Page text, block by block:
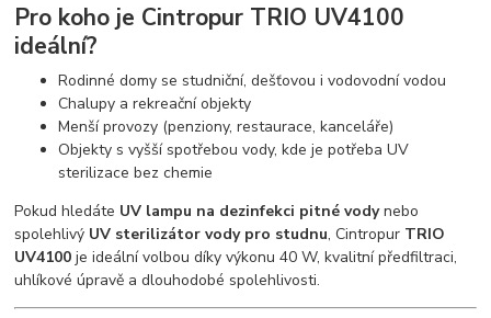
Pro koho je Cintropur TRIO UV4100
ideální?
Rodinné domy se studniční, dešťovou i vodovodní vodou
Chalupy a rekreační objekty
Menší provozy (penziony, restaurace, kanceláře)
Objekty s vyšší spotřebou vody, kde je potřeba UV
sterilizace bez chemie
Pokud hledáte UV lampu na dezinfekci pitné vodynebo
spolehlivý UV sterilizátor vody pro studnu, Cintropur TRIO
UV4100 je ideální volbou díky výkonu 40 W, kvalitní předfiltraci,
uhlíkové úpravě a dlouhodobé spolehlivosti.